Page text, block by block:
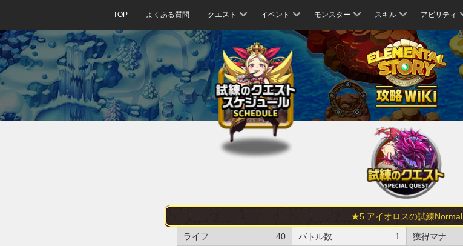
TOP よくある質問 クエスト イベント モンスター スキル アビリティ
★5 アイオロスの試練Normal
ライフ 40 バトル数 1 獲得マナ